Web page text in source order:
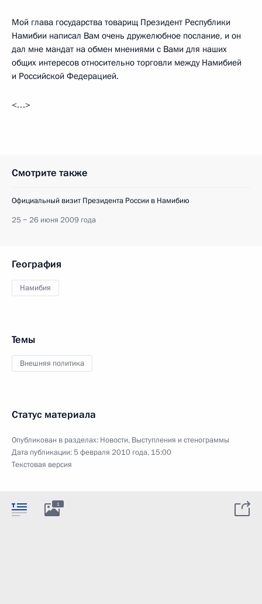
Мой глава государства товарищ Президент Республики
Намибии написал Вам очень дружелюбное послание, и он
дал мне мандат на обмен мнениями с Вами для наших
общих интересов относительно торговли между Намибией
и Российской Федерацией.
<…>
Смотрите также
Официальный визит Президента России в Намибию
25 − 26 июня 2009 года
География
Намибия
Темы
Внешняя политика
Статус материала
Опубликован в разделах: Новости, Выступления и стенограммы
Дата публикации:5 февраля 2010 года, 15:00
Текстовая версия
1